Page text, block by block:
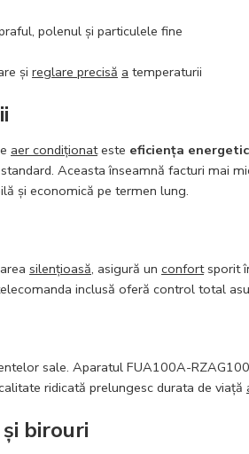
polenul și particulele fine
și reglare precisă a temperaturii
aer condiționateste eficiența
Aceasta înseamnă facturi mai
și economică pe termen lung.
silențioasă, asigură un confortsporit
inclusă oferă control total
sale. Aparatul FUA100A-
ridicată prelungesc durata de viață
birouri